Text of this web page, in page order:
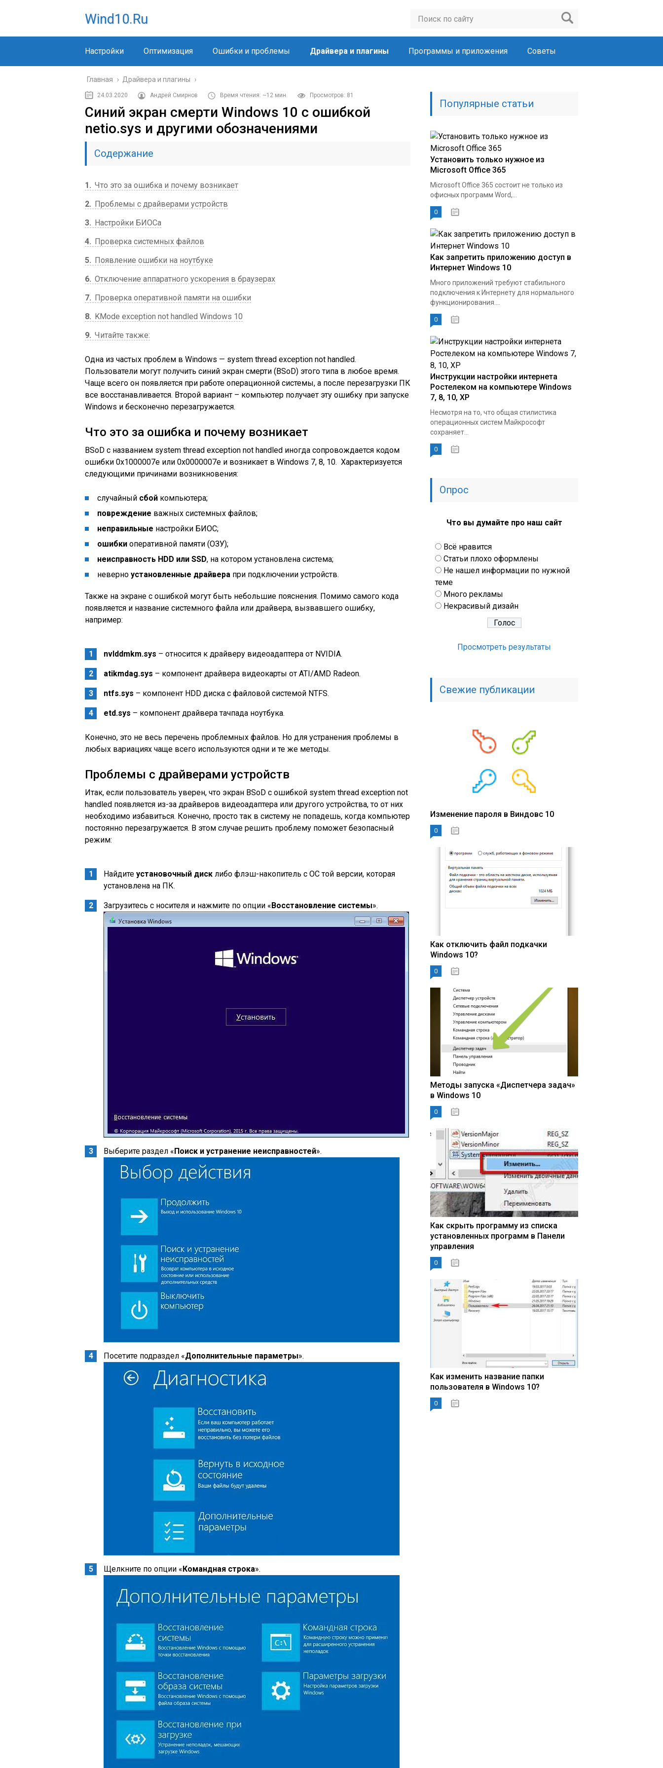
Wind10.ru
Настройки Оптимизация Ошибки и проблемы Драйвера и плагины Программы и приложения Советы
Главная › Драйвера и плагины ›
24.03.2020 Андрей Смирнов Время чтения: ~12 мин. Просмотров: 81
Синий экран смерти Windows 10 c ошибкой
netio.sys и другими обозначениями
Содержание
1
Что это за ошибка и почему возникает
2
Проблемы с драйверами устройств
3
Настройки БИОСа
4
Проверка системных файлов
5
Появление ошибки на ноутбуке
6 Отключение аппаратного ускорения в браузерах
7
Проверка оперативной памяти на ошибки
8
KMode exception not handled Windows 10
9 Читайте также:
Одна из частых проблем в Windows — system thread exception not handled.
Пользователи могут получить синий экран смерти (BSoD) этого типа в любое время.
Чаще всего он появляется при работе операционной системы, а после перезагрузки ПК
все восстанавливается. Второй вариант – компьютер получает эту ошибку при запуске
Windows и бесконечно перезагружается.
Что это за ошибка и почему возникает
BSoD с названием system thread exception not handled иногда сопровождается кодом
ошибки 0x1000007e или 0x0000007e и возникает в Windows 7, 8, 10. Характеризуется
следующими причинами возникновения:
случайный сбой компьютера;
повреждение важных системных файлов;
неправильные настройки БИОС;
ошибки оперативной памяти (ОЗУ);
неисправность HDD или SSD, на котором установлена система;
неверно установленные драйвера при подключении устройств.
Также на экране с ошибкой могут быть небольшие пояснения. Помимо самого кода
появляется и название системного файла или драйвера, вызвавшего ошибку,
например:
nvlddmkm.sys – относится к драйверу видеоадаптера от NVIDIA.
atikmdag.sys – компонент драйвера видеокарты от ATI/AMD Radeon.
ntfs.sys – компонент HDD диска с файловой системой NTFS.
etd.sys – компонент драйвера тачпада ноутбука.
Конечно, это не весь перечень проблемных файлов. Но для устранения проблемы в
любых вариациях чаще всего используются одни и те же методы.
Проблемы с драйверами устройств
Итак, если пользователь уверен, что экран BSoD с ошибкой system thread exception not
handled появляется из-за драйверов видеоадаптера или другого устройства, то от них
необходимо избавиться. Конечно, просто так в систему не попадешь, когда компьютер
постоянно перезагружается. В этом случае решить проблему поможет безопасный
режим:
Найдите установочный диск либо флэш-накопитель с ОС той версии, которая
установлена на ПК.
Загрузитесь с носителя и нажмите по опции «Восстановление системы».
Выберите раздел «Поиск и устранение неисправностей».
Посетите подраздел «Дополнительные параметры».
Щелкните по опции «Командная строка».
Популярные статьи
Установить только нужное из
Microsoft Office 365
Microsoft Office 365 состоит не только из
офисных программ Word,...
0
Как запретить приложению доступ в
Интернет Windows 10
Много приложений требуют стабильного
подключения к Интернету для нормального
функционирования....
0
Инструкции настройки интернета
Ростелеком на компьютере Windows
7, 8, 10, XP
Несмотря на то, что общая стилистика
операционных систем Майкрософт
сохраняет...
0
Опрос
Что вы думайте про наш сайт
Всё нравится
Статьи плохо оформлены
Не нашел информации по нужной
теме
Много рекламы
Некрасивый дизайн
Просмотреть результаты
Свежие публикации
Изменение пароля в Виндовс 10
0
Как отключить файл подкачки
Windows 10?
0
Методы запуска «Диспетчера задач»
в Windows 10
0
Как скрыть программу из списка
установленных программ в Панели
управления
0
Как изменить название папки
пользователя в Windows 10?
0